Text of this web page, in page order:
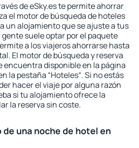
de eSky.es te permite ahorrar
el motor de búsqueda de hoteles
un alojamiento que se ajuste a tus
suele optar por el paquete
a los viajeros ahorrarse hasta
El motor de búsqueda y reserva
encuentra disponible en la página
la pestaña “Hoteles“. Si no estás
hacer el viaje por alguna razón
si tu alojamiento ofrece la
la reserva sin coste.
de una noche de hotel en